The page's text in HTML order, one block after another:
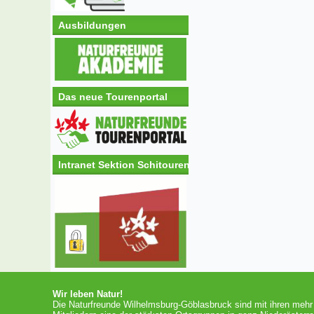
Ausbildungen
Das neue Tourenportal
Intranet Sektion Schitouren
Wir leben Natur!
Die Naturfreunde Wilhelmsburg-Göblasbruck sind mit ihren